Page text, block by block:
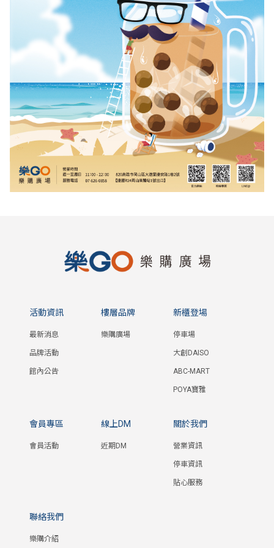
活動資訊
最新消息
品牌活動
館內公告
樓層品牌
樂購廣場
新櫃登場
停車場
大創DAISO
ABC-MART
POYA寶雅
會員專區
會員活動
線上DM
近期DM
關於我們
營業資訊
停車資訊
貼心服務
聯絡我們
樂購介紹